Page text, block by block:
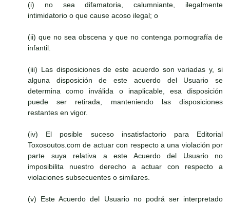
(i) no sea difamatoria, calumniante, ilegalmente
intimidatorio o que cause acoso ilegal; o
(ii) que no sea obscena y que no contenga pornografía de
infantil.
(iii) Las disposiciones de este acuerdo son variadas y, si
alguna disposición de este acuerdo del Usuario se
determina como inválida o inaplicable, esa disposición
puede ser retirada, manteniendo las disposiciones
restantes en vigor.
(iv) El posible suceso insatisfactorio para Editorial
Toxosoutos.com de actuar con respecto a una violación por
parte suya relativa a este Acuerdo del Usuario no
imposibilita nuestro derecho a actuar con respecto a
violaciones subsecuentes o similares.
(v) Este Acuerdo del Usuario no podrá ser interpretado